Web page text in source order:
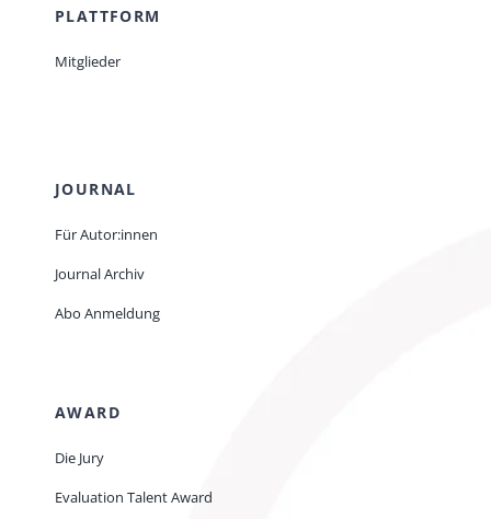
PLATTFORM
Mitglieder
JOURNAL
Für Autor:innen
Journal Archiv
Abo Anmeldung
AWARD
Die Jury
Evaluation Talent Award